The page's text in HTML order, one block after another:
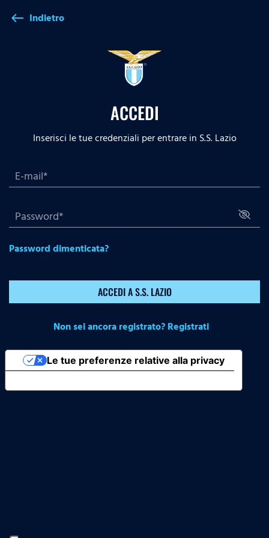
west Indietro
ACCEDI
Inserisci le tue credenziali per entrare in S.S. Lazio
Password dimenticata?
ACCEDI A S.S. LAZIO
Non sei ancora registrato? Registrati
Le tue preferenze relative alla privacy